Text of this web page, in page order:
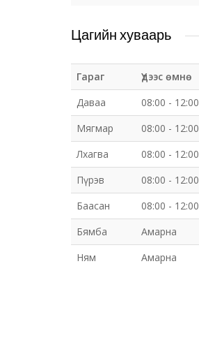
Цагийн хуваарь
Гараг Үдээс өмнө
Даваа
08:00 - 12:00
Мягмар
08:00 - 12:00
Лхагва
08:00 - 12:00
Пүрэв
08:00 - 12:00
Баасан
08:00 - 12:00
Бямба
Амарна
Ням
Амарна